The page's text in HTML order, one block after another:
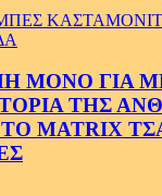
ΜΟΝΟ ΓΙΑ
ΤΗΣ
MATRIX